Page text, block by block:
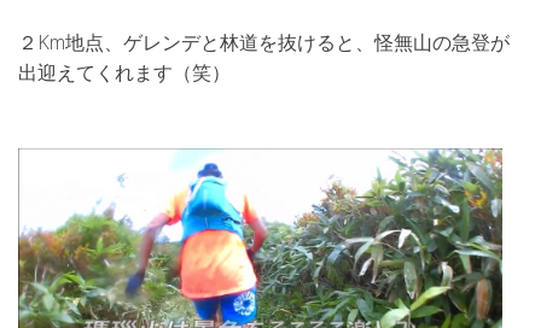
２Km地点、ゲレンデと林道を抜けると、怪無山の急登が
出迎えてくれます（笑）